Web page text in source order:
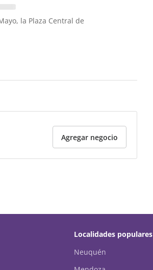
la Plaza Central de
Agregar negocio
Localidades populares
Neuquén